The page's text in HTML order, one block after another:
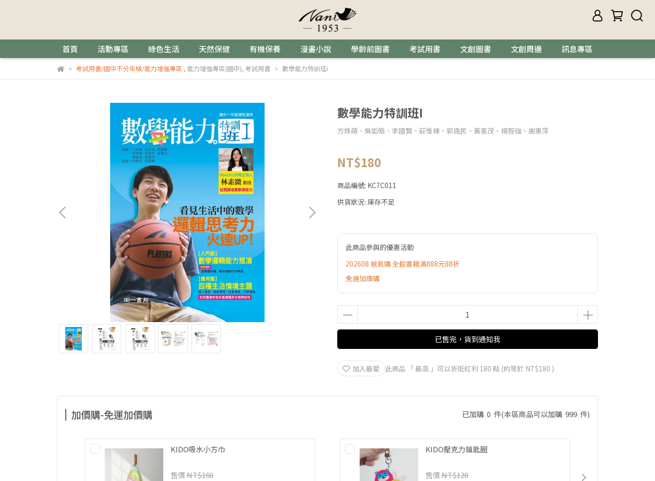
首頁 活動專區 綠色生活 天然保健 有機保養 漫畫小說 學齡前圖書 考試用書 文創圖書 文創周邊 訊息專區
考試用書/國中不分年級/能力增強專區 , 能力增強專區(國中), 考試用書 數學能力特訓班I
數學能力特訓班I
方姝蘋、吳如皓、李國賢、莊惟棟、郭逸民、黃憲茂、楊智強、謝惠萍
NT$180
商品編號: KC7C011
供貨狀況: 庫存不足
此商品參與的優惠活動
202608 爸氣購 全館書籍滿888元88折
免運加價購
已售完，貨到通知我
加入最愛 此商品 「 最高 」可以折抵紅利 180 點 (約等於 NT$180 )
加價購-免運加價購 已加購 0 件(本區商品可以加購 999 件)
KIDO吸水小方巾
售價NT$160
KIDO壓克力鑰匙圈
售價NT$120